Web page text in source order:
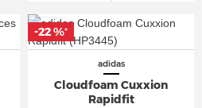
adidas
Cloudfoam Cuxxion
Rapidfit
-22 %*